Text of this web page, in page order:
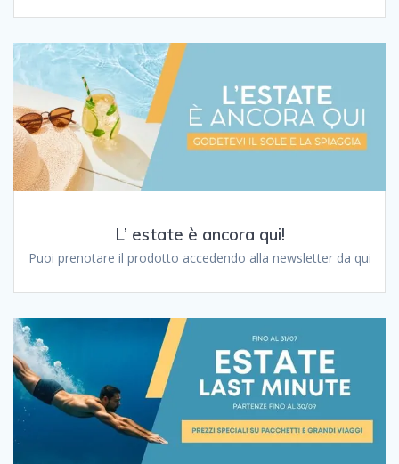
L’ estate è ancora qui!
Puoi prenotare il prodotto accedendo alla newsletter da qui